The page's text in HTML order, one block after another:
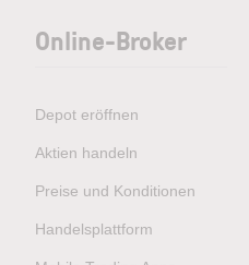
Online-Broker
Depot eröffnen
Aktien handeln
Preise und Konditionen
Handelsplattform